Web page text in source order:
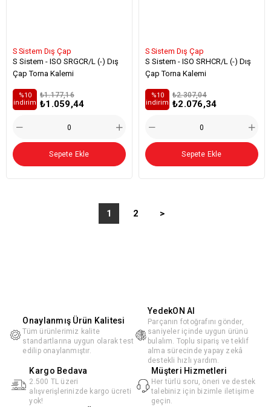
S Sistem Dış Çap
S Sistem - ISO SRGCR/L (-) Dış
Çap Torna Kalemi
₺1.059,44
₺1.177,16
%10
i̇ndirim
Sepete Ekle
S Sistem Dış Çap
S Sistem - ISO SRHCR/L (-) Dış
Çap Torna Kalemi
₺2.076,34
₺2.307,04
%10
i̇ndirim
Sepete Ekle
1 2 >
Onaylanmış Ürün Kalitesi
Tüm ürünlerimiz kalite
standartlarına uygun olarak test
edilip onaylanmıştır.
YedekON AI
Parçanın fotoğrafını gönder,
saniyeler içinde uygun ürünü
bulalım. Toplu sipariş ve teklif
alma sürecinde yapay zekâ
destekli hızlı yardım.
Kargo Bedava
2.500 TL üzeri
alışverişlerinizde kargo ücreti
yok!
Müşteri Hizmetleri
Her türlü soru, öneri ve destek
talebiniz için bizimle iletişime
geçin.